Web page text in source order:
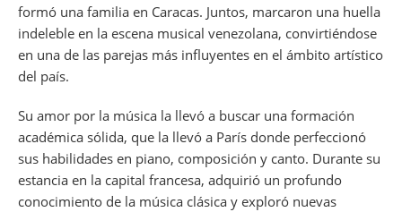
formó una familia en Caracas. Juntos, marcaron una huella
indeleble en la escena musical venezolana, convirtiéndose
en una de las parejas más influyentes en el ámbito artístico
del país.
Su amor por la música la llevó a buscar una formación
académica sólida, que la llevó a París donde perfeccionó
sus habilidades en piano, composición y canto. Durante su
estancia en la capital francesa, adquirió un profundo
conocimiento de la música clásica y exploró nuevas